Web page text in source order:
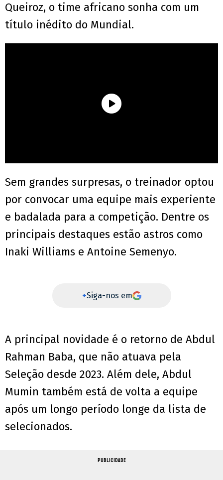
Queiroz, o time africano sonha com um
título inédito do Mundial.
Sem grandes surpresas, o treinador optou
por convocar uma equipe mais experiente
e badalada para a competição. Dentre os
principais destaques estão astros como
Inaki Williams e Antoine Semenyo.
+Siga-nos em
A principal novidade é o retorno de Abdul
Rahman Baba, que não atuava pela
Seleção desde 2023. Além dele, Abdul
Mumin também está de volta a equipe
após um longo período longe da lista de
selecionados.
PUBLICIDADE